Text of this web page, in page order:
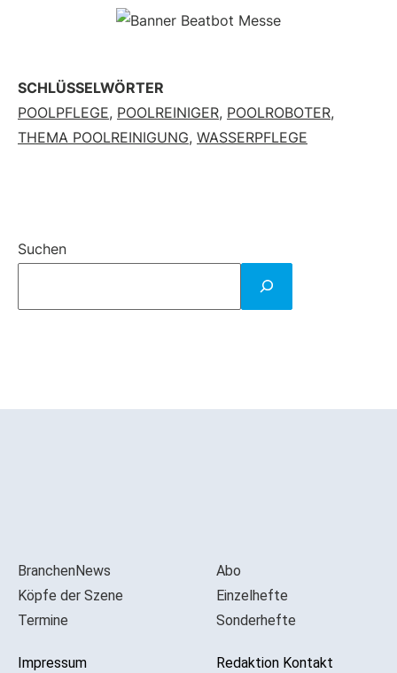
SCHLÜSSELWÖRTER
POOLPFLEGE, POOLREINIGER, POOLROBOTER,
THEMA POOLREINIGUNG, WASSERPFLEGE
Suchen
BranchenNews
Köpfe der Szene
Termine
Impressum
Abo
Einzelhefte
Sonderhefte
Redaktion Kontakt